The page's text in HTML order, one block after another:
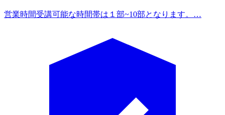
営業時間受講可能な時間帯は１部~10部となります。…